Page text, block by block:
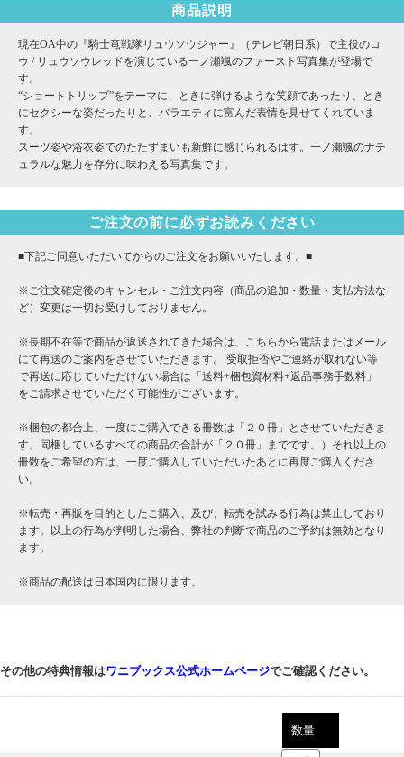
商品説明
現在OA中の『騎士竜戦隊リュウソウジャー』（テレビ朝日系）で主役のコ
ウ / リュウソウレッドを演じている一ノ瀬颯のファースト写真集が登場で
す。
“ショートトリップ”をテーマに、ときに弾けるような笑顔であったり、とき
にセクシーな姿だったりと、バラエティに富んだ表情を見せてくれていま
す。
スーツ姿や浴衣姿でのたたずまいも新鮮に感じられるはず。一ノ瀬颯のナチ
ュラルな魅力を存分に味わえる写真集です。
ご注文の前に必ずお読みください
■下記ご同意いただいてからのご注文をお願いいたします。■
※ご注文確定後のキャンセル・ご注文内容（商品の追加・数量・支払方法な
ど）変更は一切お受けしておりません。
※長期不在等で商品が返送されてきた場合は、こちらから電話またはメール
にて再送のご案内をさせていただきます。 受取拒否やご連絡が取れない等
で再送に応じていただけない場合は「送料+梱包資材料+返品事務手数料」
をご請求させていただく可能性がございます。
※梱包の都合上、一度にご購入できる冊数は「２０冊」とさせていただきま
す。同梱しているすべての商品の合計が「２０冊」までです。）それ以上の
冊数をご希望の方は、一度ご購入していただいたあとに再度ご購入くださ
い。
※転売・再販を目的としたご購入、及び、転売を試みる行為は禁止しており
ます。以上の行為が判明した場合、弊社の判断で商品のご予約は無効となり
ます。
※商品の配送は日本国内に限ります。
その他の特典情報はワニブックス公式ホームページでご確認ください。
数量